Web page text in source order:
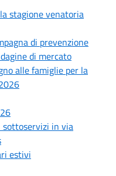
stagione venatoria
di prevenzione
di mercato
alle famiglie per la
in via
estivi